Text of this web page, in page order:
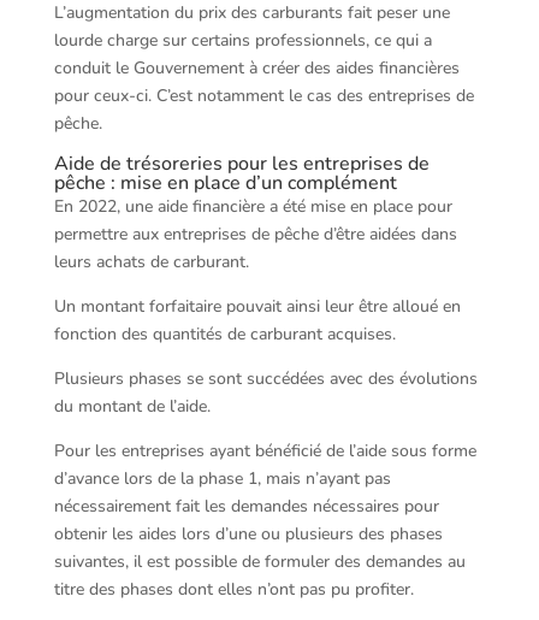
L’augmentation du prix des carburants fait peser une
lourde charge sur certains professionnels, ce qui a
conduit le Gouvernement à créer des aides financières
pour ceux-ci. C’est notamment le cas des entreprises de
pêche.
Aide de trésoreries pour les entreprises de
pêche : mise en place d’un complément
En 2022, une aide financière a été mise en place pour
permettre aux entreprises de pêche d’être aidées dans
leurs achats de carburant.
Un montant forfaitaire pouvait ainsi leur être alloué en
fonction des quantités de carburant acquises.
Plusieurs phases se sont succédées avec des évolutions
du montant de l’aide.
Pour les entreprises ayant bénéficié de l’aide sous forme
d’avance lors de la phase 1, mais n’ayant pas
nécessairement fait les demandes nécessaires pour
obtenir les aides lors d’une ou plusieurs des phases
suivantes, il est possible de formuler des demandes au
titre des phases dont elles n’ont pas pu profiter.